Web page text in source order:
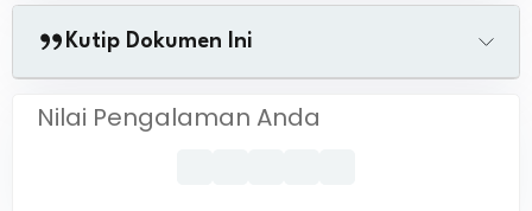
Kutip Dokumen Ini
Nilai Pengalaman Anda